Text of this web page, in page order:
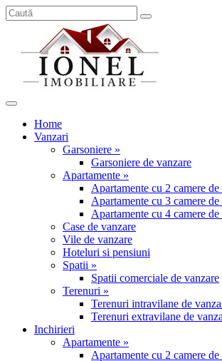
Home
Vanzari
Garsoniere »
Garsoniere de vanzare
Apartamente »
Apartamente cu 2 camere de
Apartamente cu 3 camere de
Apartamente cu 4 camere de
Case de vanzare
Vile de vanzare
Hoteluri si pensiuni
Spatii »
Spatii comerciale de vanzare
Terenuri »
Terenuri intravilane de
Terenuri extravilane de
Inchirieri
Apartamente »
Apartamente cu 2 camere